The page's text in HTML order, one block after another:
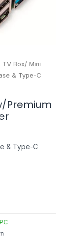
TV Box/ Mini
& Type-C
Premium
& Type-C